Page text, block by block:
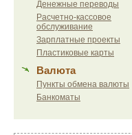
Денежные переводы
Расчетно-кассовое
обслуживание
Зарплатные проекты
Пластиковые карты
Валюта
Пункты обмена валюты
Банкоматы